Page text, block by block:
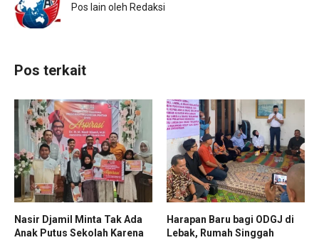
Pos lain oleh Redaksi
Pos terkait
Nasir Djamil Minta Tak Ada
Anak Putus Sekolah Karena
Harapan Baru bagi ODGJ di
Lebak, Rumah Singgah